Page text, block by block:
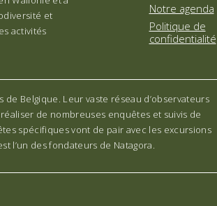
et
activités
Notre agenda
Politique de
confidentialité
Belgique. Leur vaste réseau d’observateurs
de nombreuses enquêtes et suivis de
spécifiques vont de pair avec les excursions
l’un des fondateurs de Natagora.